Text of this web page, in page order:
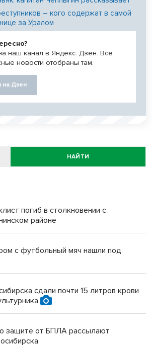
– кого содержат в самой
за Уралом
наш канал в Яндекс. Дзен. Все
новости отобраны там.
на Дзен
НАЙТИ
погиб в столкновении с
районе
с футбольный мяч нашли под
сдали почти 15 литров крови
защите от БПЛА рассылают